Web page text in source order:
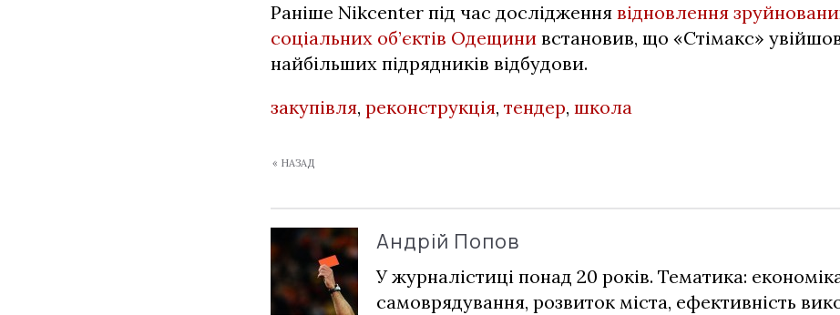
Раніше Nikcenter під час дослідження відновлення
соціальних об’єктів Одещини встановив, що «Стімакс»
найбільших підрядників відбудови.
закупівля, реконструкція, тендер, школа
« НАЗАД
Андрій Попов
У журналістиці понад 20 років. Тематика:
самоврядування, розвиток міста, ефективність